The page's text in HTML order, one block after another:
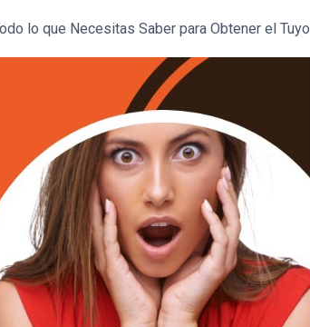
lo que Necesitas Saber para Obtener el Tuyo